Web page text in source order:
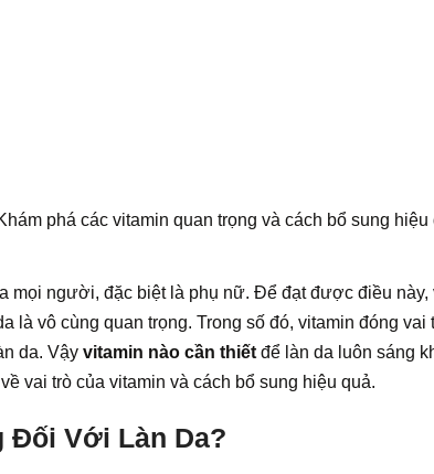
phá các vitamin quan trọng và cách bổ sung hiệu
mọi người, đặc biệt là phụ nữ. Để đạt được điều này,
là vô cùng quan trọng. Trong số đó, vitamin đóng vai
da. Vậy vitamin nào cần thiết để làn da luôn sáng
vai trò của vitamin và cách bổ sung hiệu quả.
Đối Với Làn Da?